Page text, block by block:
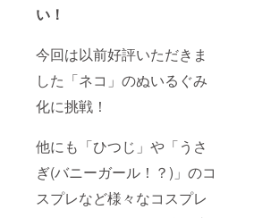
い！
今回は以前好評いただきま
した「ネコ」のぬいるぐみ
化に挑戦！
他にも「ひつじ」や「うさ
ぎ(バニーガール！？)」のコ
スプレなど様々なコスプレ